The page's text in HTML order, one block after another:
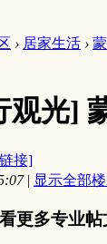
› 居家生活 ›
观光]
接]
| 显示全部
更多专业